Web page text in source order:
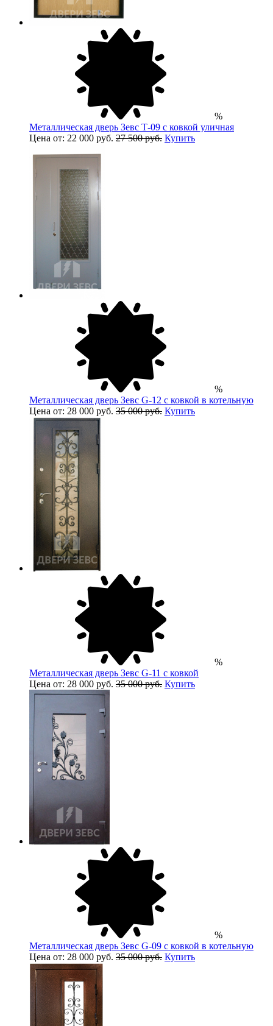
%
Металлическая дверь Зевс Т-09 с ковкой уличная
Цена от: 22 000 руб. 27 500 руб. Купить
%
Металлическая дверь Зевс G-12 с ковкой в котельную
Цена от: 28 000 руб. 35 000 руб. Купить
%
Металлическая дверь Зевс G-11 с ковкой
Цена от: 28 000 руб. 35 000 руб. Купить
%
Металлическая дверь Зевс G-09 с ковкой в котельную
Цена от: 28 000 руб. 35 000 руб. Купить